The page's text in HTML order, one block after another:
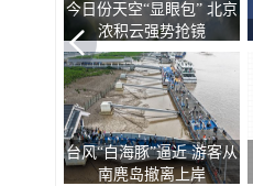
今日份天空“显眼包” 北京
浓积云强势抢镜
台风“白海豚”逼近 游客从
南麂岛撤离上岸